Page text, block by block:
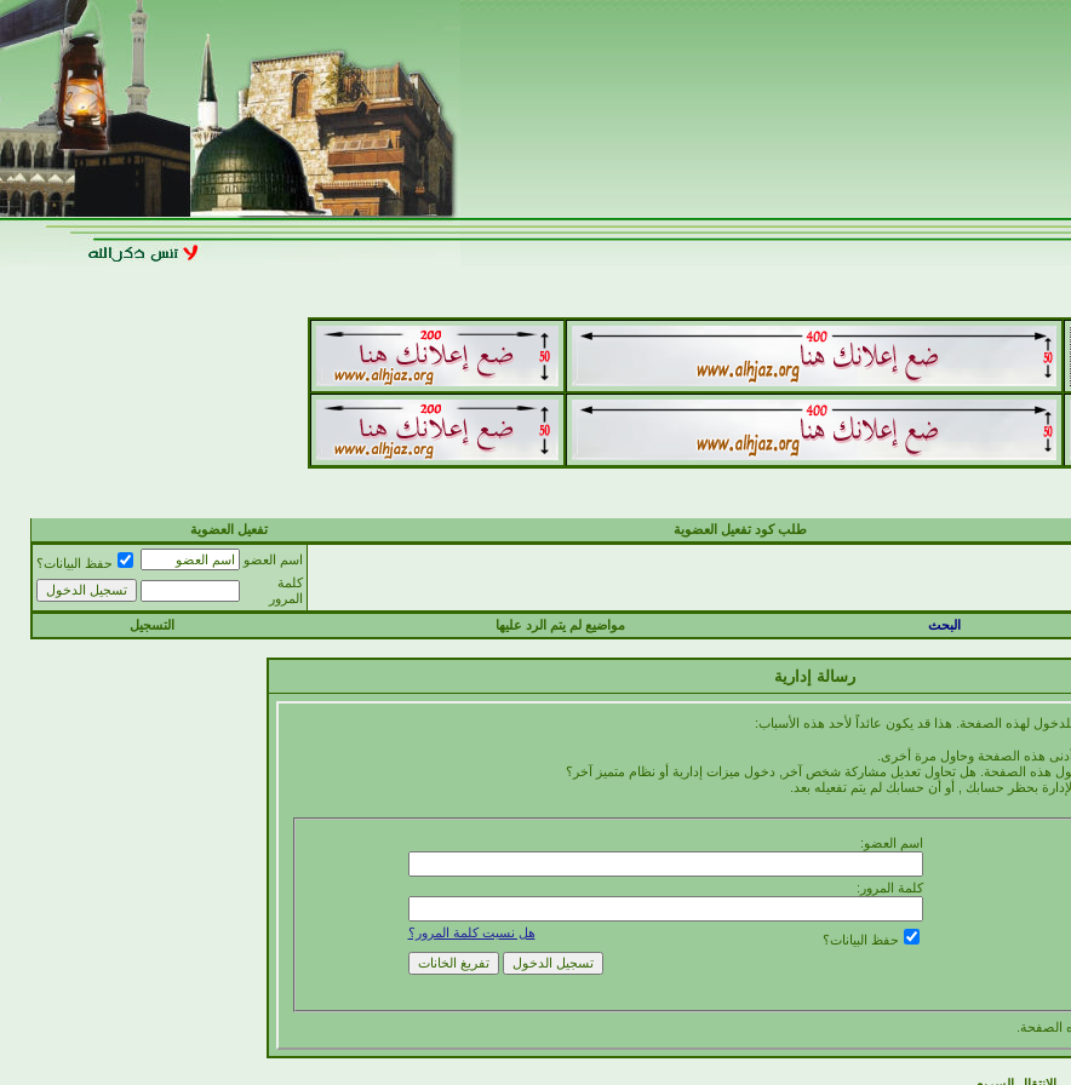
طلب كود تفعيل العضوية تفعيل العضوية
اسم العضو
حفظ البيانات؟
كلمة
المرور
البحث مواضيع لم يتم الرد عليها التسجيل
رسالة إدارية
لهذه الصفحة. هذا قد يكون عائداً لأحد هذه الأسباب:
هذه الصفحة وحاول مرة أخرى.
هذه الصفحة. هل تحاول تعديل مشاركة شخص آخر, دخول ميزات إدارية أو نظام متميز آخر؟
بحظر حسابك , أو أن حسابك لم يتم تفعيله بعد.
اسم العضو:
كلمة المرور:
هل نسيت كلمة المرور؟ حفظ البيانات؟
الصفحة.